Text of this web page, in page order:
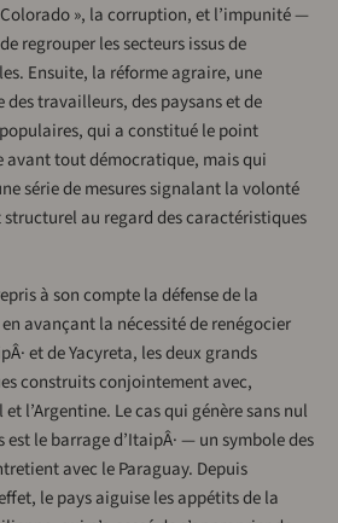
», la corruption, et l’impunité —
regrouper les secteurs issus de
Ensuite, la réforme agraire, une
travailleurs, des paysans et de
populaires, qui a constitué le point
avant tout démocratique, mais qui
série de mesures signalant la volonté
au regard des caractéristiques
à son compte la défense de la
avançant la nécessité de renégocier
et de Yacyreta, les deux grands
construits conjointement avec,
l’Argentine. Le cas qui génère sans nul
le barrage d’ItaipÂ· — un symbole des
avec le Paraguay. Depuis
le pays aiguise les appétits de la